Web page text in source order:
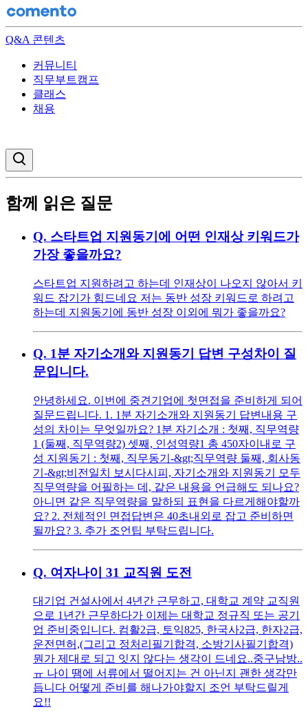
Q&A 콘텐츠
커뮤니티
직무부트캠프
클래스
채용
함께 읽은 질문
Q. 스타트업 지원동기에 어떤 인재상 키워드가
가장 좋을까요?
스타트업 지원하려고 하는데 인재상이 나오지 않아서 키
워드 잡기가 힘드네요 저는 동반 성장 키워드로 하려고
하는데 지원동기에 동반 성장 이외에 뭐가 좋을까요?
Q. 1분 자기소개와 지원동기 답변 구성차이 질
문입니다.
안녕하세요. 이번에 중견기업에 첫면접을 준비하게 되어
질문드립니다. 1. 1분 자기소개와 지원동기 답변내용 구
성의 차이는 무엇일까요? 1분 자기소개 : 첫째, 직무역량
1 (둘째, 직무역량2) 셋째, 인성역량1 총 450자이내로 구
성 지원동기 : 첫째, 직무동기-&gt;직무역량 둘째, 회사동
기-&gt;비전일치 보시다시피, 자기소개와 지원동기 모두
직무역량을 어필하는 데, 같은 내용을 언급해도 되나요?
아니면 같은 직무역량을 말하되 표현을 다르게해야할까
요? 2. 전체적인 면접답변은 40초내외로 잡고 준비하면
될까요? 3. 추가 조언팁 부탁드립니다.
Q. 여자나이 31 교직원 도전
대기업 건설사에서 4년간 근무하고, 대학교 계약 교직원
으로 1년간 근무하다가 이제는 대학교 정규직 또는 공기
업 준비중입니다. 컴활2급, 토익825, 한국사2급, 한자2급,
운전면허,(그리고 정처리필기합격, 소방기사필기합격)
뭔가 제대로 되고 잇지 않다는 생각이 드네요..중구남방..
ㅠ 나이 땜에 서류에서 떨어지는 건 아닌지 괜한 생각만
듭니다 어떻게 준비를 해나가야할지 조언 부탁드릴게
요!!